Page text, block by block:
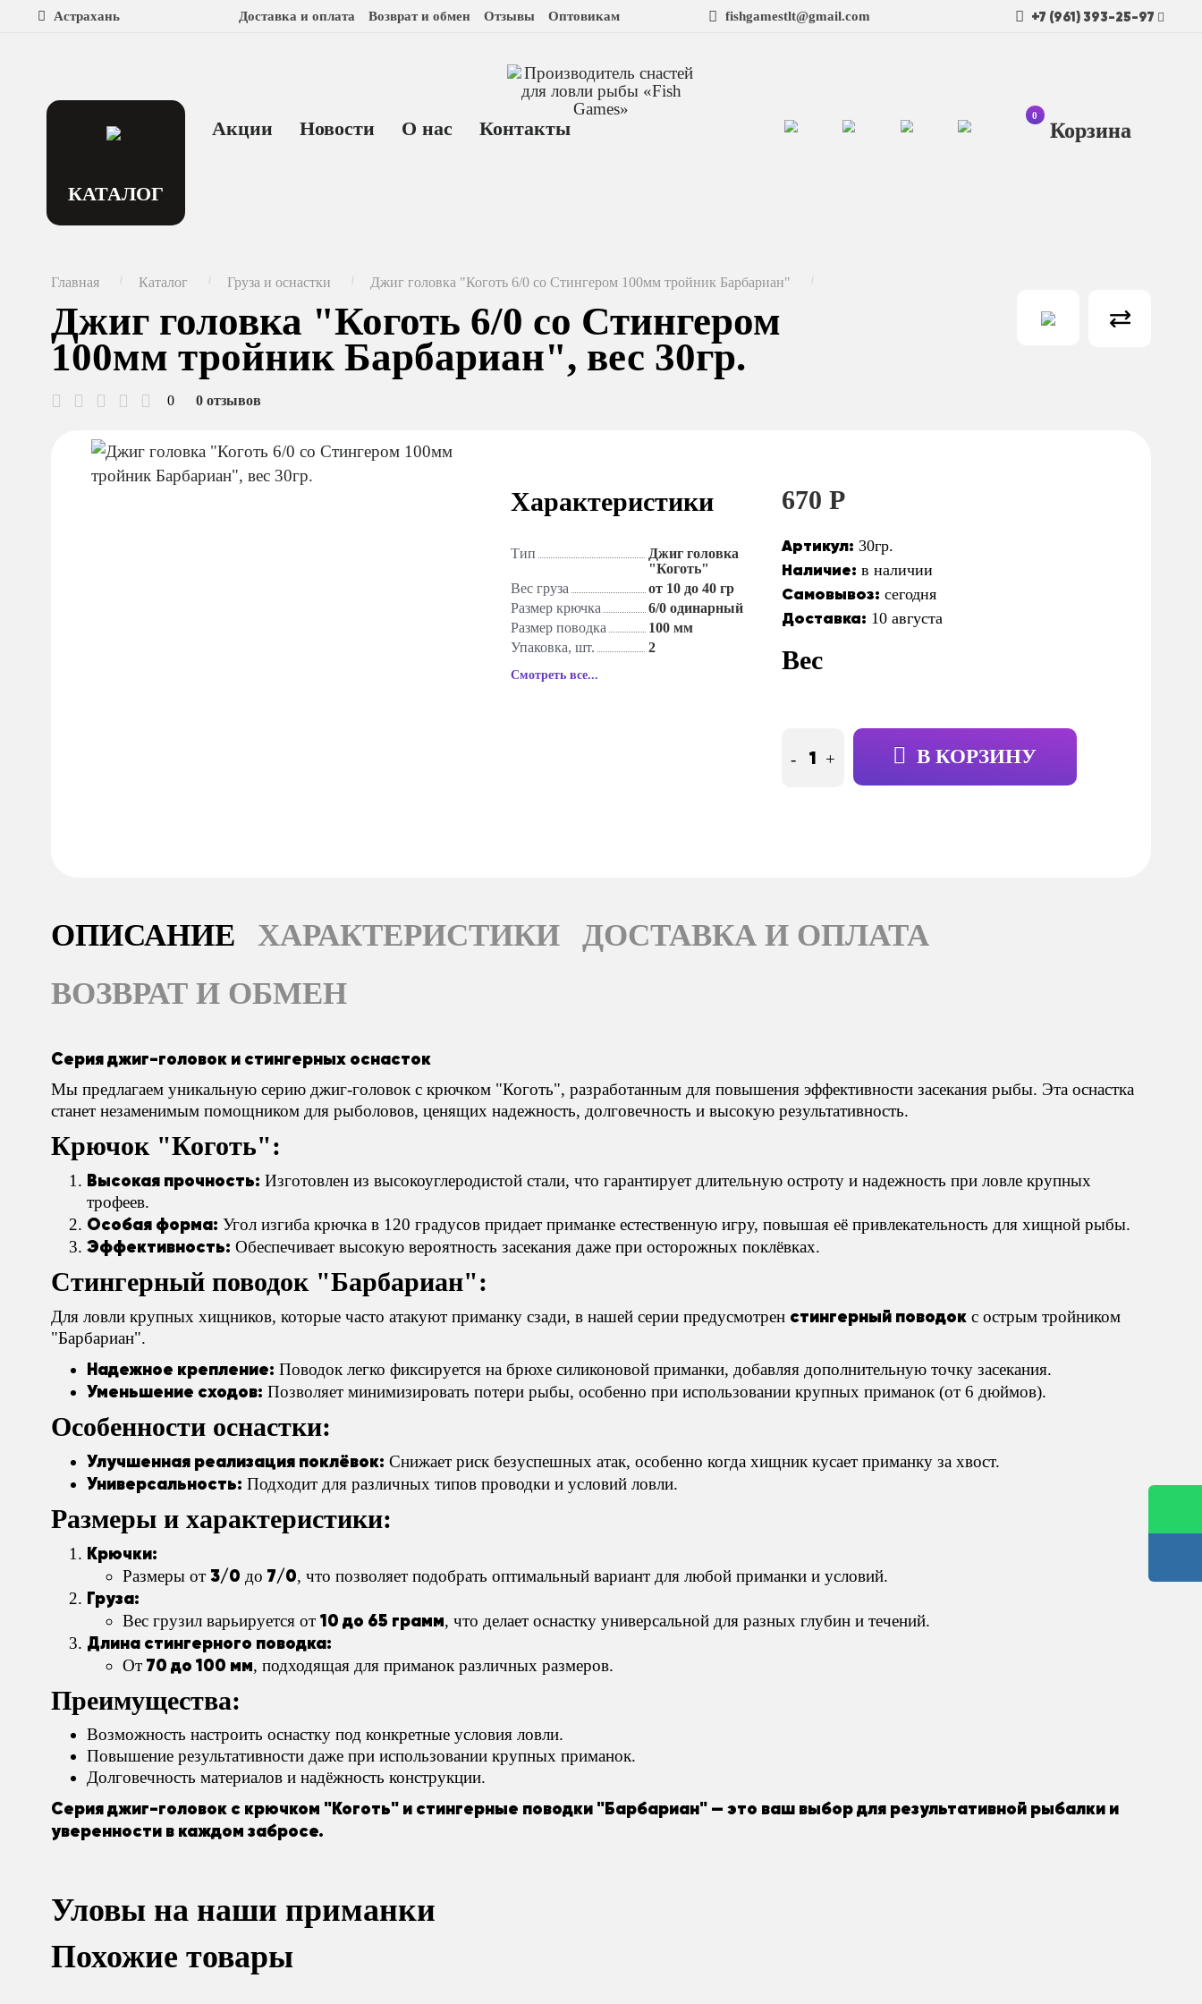
Астрахань Доставка и оплата Возврат и обмен Отзывы Оптовикам fishgamestlt@gmail.com +7 (961) 393-25-97
КАТАЛОГ
Акции Новости О нас Контакты
Главная Каталог Груза и оснастки Джиг головка "Коготь 6/0 со Стингером 100мм тройник Барбариан"
Джиг головка "Коготь 6/0 со Стингером
100мм тройник Барбариан", вес 30гр.
0 0 отзывов
Характеристики
Тип
Джиг головка
"Коготь"
Вес груза
от 10 до 40 гр
Размер крючка
6/0 одинарный
Размер поводка
100 мм
Упаковка, шт.
2
Смотреть все...
670 Р
Артикул: 30гр.
Наличие: в наличии
Самовывоз: сегодня
Доставка: 10 августа
Вес
- + В КОРЗИНУ
ОПИСАНИЕ ХАРАКТЕРИСТИКИ
ДОСТАВКА И ОПЛАТА
ВОЗВРАТ И ОБМЕН
Серия джиг-головок и стингерных оснасток
Мы предлагаем уникальную серию джиг-головок с крючком "Коготь", разработанным для повышения эффективности засекания рыбы. Эта оснастка
станет незаменимым помощником для рыболовов, ценящих надежность, долговечность и высокую результативность.
Крючок "Коготь":
Высокая прочность: Изготовлен из высокоуглеродистой стали, что гарантирует длительную остроту и надежность при ловле крупных
трофеев.
Особая форма: Угол изгиба крючка в 120 градусов придает приманке естественную игру, повышая её привлекательность для хищной рыбы.
Эффективность: Обеспечивает высокую вероятность засекания даже при осторожных поклёвках.
Стингерный поводок "Барбариан":
Для ловли крупных хищников, которые часто атакуют приманку сзади, в нашей серии предусмотрен стингерный поводок с острым тройником
"Барбариан".
Надежное крепление: Поводок легко фиксируется на брюхе силиконовой приманки, добавляя дополнительную точку засекания.
Уменьшение сходов: Позволяет минимизировать потери рыбы, особенно при использовании крупных приманок (от 6 дюймов).
Особенности оснастки:
Улучшенная реализация поклёвок: Снижает риск безуспешных атак, особенно когда хищник кусает приманку за хвост.
Универсальность: Подходит для различных типов проводки и условий ловли.
Размеры и характеристики:
Крючки:
Размеры от 3/0 до 7/0, что позволяет подобрать оптимальный вариант для любой приманки и условий.
Груза:
Вес грузил варьируется от 10 до 65 грамм, что делает оснастку универсальной для разных глубин и течений.
Длина стингерного поводка:
От 70 до 100 мм, подходящая для приманок различных размеров.
Преимущества:
Возможность настроить оснастку под конкретные условия ловли.
Повышение результативности даже при использовании крупных приманок.
Долговечность материалов и надёжность конструкции.
Серия джиг-головок с крючком "Коготь" и стингерные поводки "Барбариан" — это ваш выбор для результативной рыбалки и
уверенности в каждом забросе.
Уловы на наши приманки
Похожие товары